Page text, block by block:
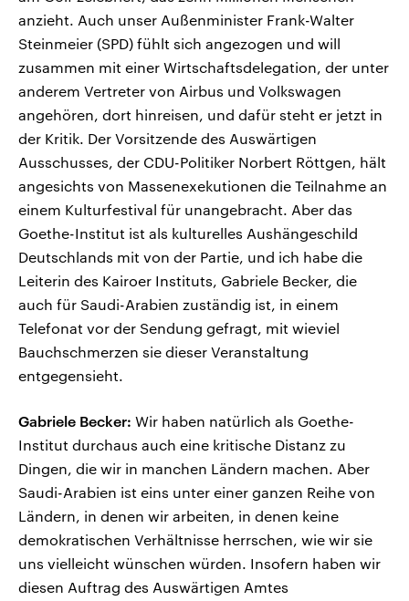
anzieht. Auch unser Außenminister Frank-Walter
Steinmeier (SPD) fühlt sich angezogen und will
zusammen mit einer Wirtschaftsdelegation, der unter
anderem Vertreter von Airbus und Volkswagen
angehören, dort hinreisen, und dafür steht er jetzt in
der Kritik. Der Vorsitzende des Auswärtigen
Ausschusses, der CDU-Politiker Norbert Röttgen, hält
angesichts von Massenexekutionen die Teilnahme an
einem Kulturfestival für unangebracht. Aber das
Goethe-Institut ist als kulturelles Aushängeschild
Deutschlands mit von der Partie, und ich habe die
Leiterin des Kairoer Instituts, Gabriele Becker, die
auch für Saudi-Arabien zuständig ist, in einem
Telefonat vor der Sendung gefragt, mit wieviel
Bauchschmerzen sie dieser Veranstaltung
entgegensieht.
Gabriele Becker: Wir haben natürlich als Goethe-
Institut durchaus auch eine kritische Distanz zu
Dingen, die wir in manchen Ländern machen. Aber
Saudi-Arabien ist eins unter einer ganzen Reihe von
Ländern, in denen wir arbeiten, in denen keine
demokratischen Verhältnisse herrschen, wie wir sie
uns vielleicht wünschen würden. Insofern haben wir
diesen Auftrag des Auswärtigen Amtes